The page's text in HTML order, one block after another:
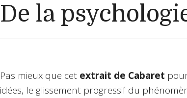
De la
Pas mieux que cet extrait de Cabaret
idées, le glissement progressif du